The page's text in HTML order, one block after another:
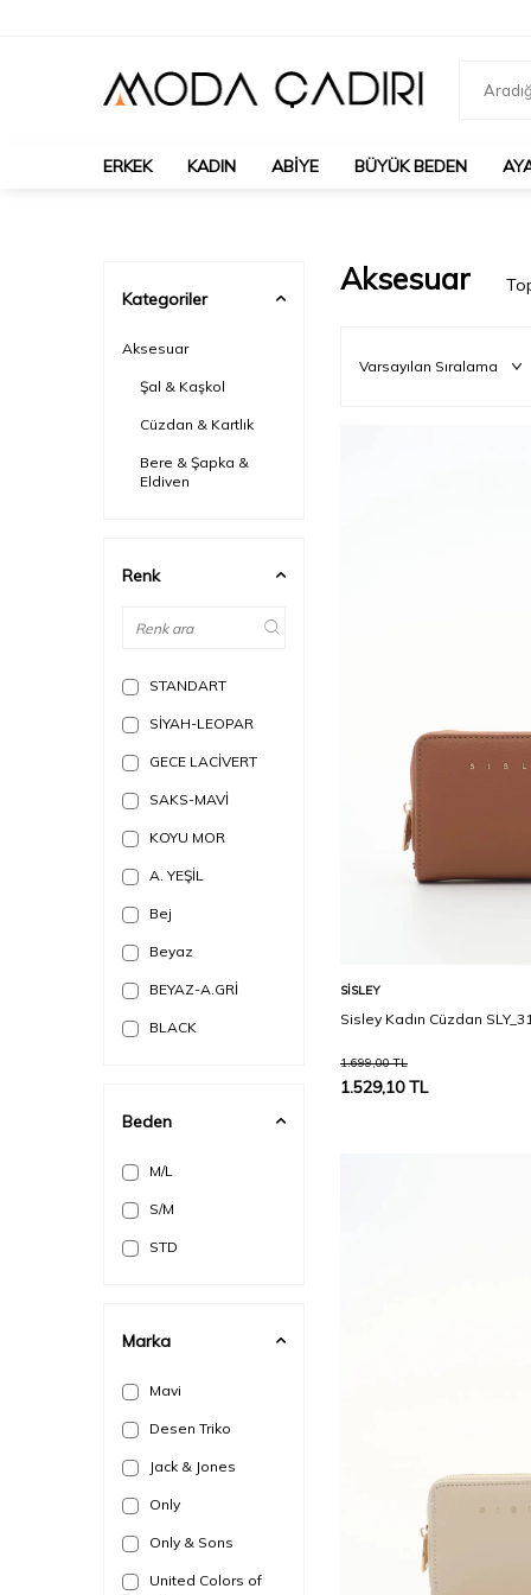
ERKEK KADIN ABIYE BÜYÜK BEDEN
Kategoriler
Aksesuar
Şal & Kaşkol
Cüzdan & Kartlık
Bere & Şapka &
Eldiven
Renk
STANDART
SİYAH-LEOPAR
GECE LACİVERT
SAKS-MAVİ
KOYU MOR
A. YEŞİL
Bej
Beyaz
BEYAZ-A.GRİ
BLACK
Gri
GRİ MELANJ
Haki
Indigo
Beden
M/L
S/M
STD
Marka
Mavi
Desen Triko
Jack & Jones
Only
Only & Sons
United Colors of
Aksesuar
SISLEY
Sisley Kadın Cüzdan
1.699,00TL
1.529,10TL